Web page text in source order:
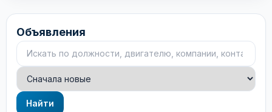
Объявления
Поиск объявлений
Сортировка
Найти